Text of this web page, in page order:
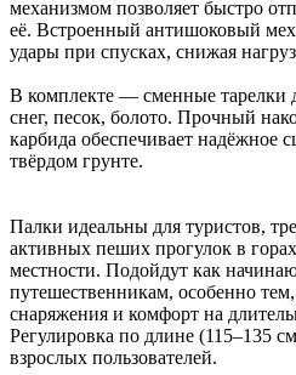
механизмом позволяет быстро
её. Встроенный антишоковый
удары при спусках, снижая
В комплекте — сменные тарелки
снег, песок, болото. Прочный
карбида обеспечивает надёжное
твёрдом грунте.
Палки идеальны для туристов,
активных пеших прогулок в
местности. Подойдут как
путешественникам, особенно
снаряжения и комфорт на
Регулировка по длине (115–135
взрослых пользователей.